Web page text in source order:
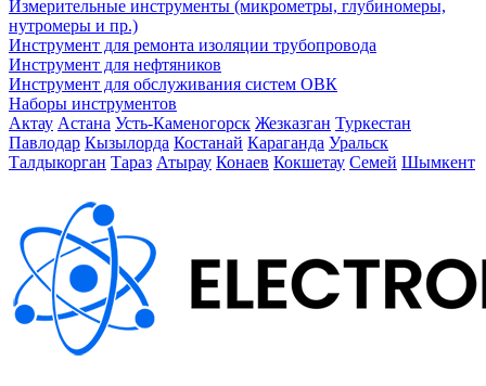
Измерительные инструменты (микрометры, глубиномеры,
нутромеры и пр.)
Инструмент для ремонта изоляции трубопровода
Инструмент для нефтяников
Инструмент для обслуживания систем ОВК
Наборы инструментов
Актау Астана Усть-Каменогорск Жезказган Туркестан
Павлодар Кызылорда Костанай Караганда Уральск
Талдыкорган Тараз Атырау Конаев Кокшетау Семей Шымкент